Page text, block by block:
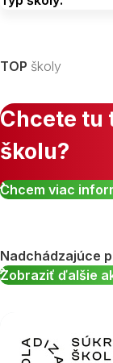
Zobraziť všetky
TOP školy
Chcete tu
školu?
Chcem viac
Nadchádzajúce
Zobraziť ďalšie